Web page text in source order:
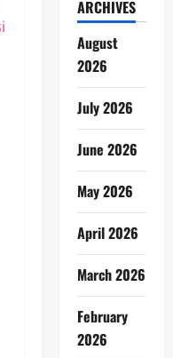
ARCHIVES
August
2026
July 2026
June 2026
May 2026
April 2026
March 2026
February
2026